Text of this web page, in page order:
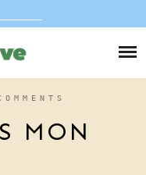
MON